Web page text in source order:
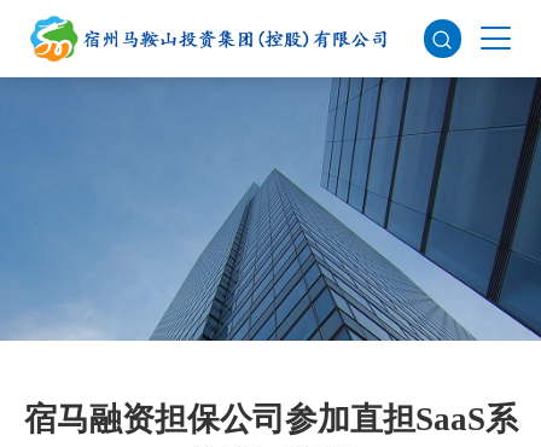
宿马融资担保公司参加直担SaaS系